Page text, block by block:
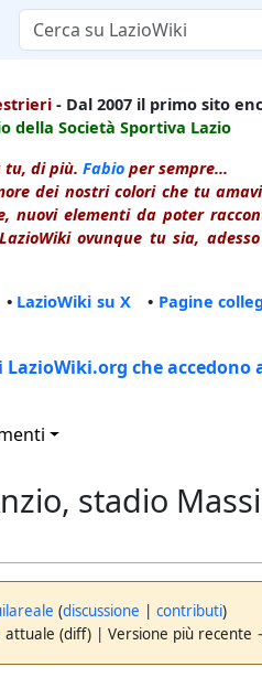
- Dal 2007 il primo sito
della Società Sportiva Lazio
tu, di più. Fabio per sempre...
dei nostri colori che tu
nuovi elementi da poter
ovunque tu sia,
• LazioWiki su X • Pagine
che accedono
stadio
(discussione |contributi)
attuale (diff) | Versione più recente